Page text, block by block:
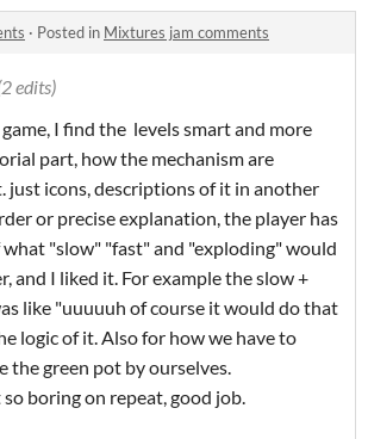
· Posted in Mixtures jam comments
edits)
I find the levels smart and more
part, how the mechanism are
just icons, descriptions of it in another
or precise explanation, the player has
"slow" "fast" and "exploding" would
and I liked it. For example the slow +
like "uuuuuh of course it would do that
logic of it. Also for how we have to
the green pot by ourselves.
boring on repeat, good job.